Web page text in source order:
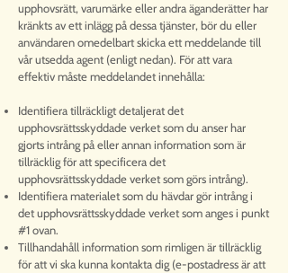
upphovsrätt, varumärke eller andra äganderätter har
kränkts av ett inlägg på dessa tjänster, bör du eller
användaren omedelbart skicka ett meddelande till
vår utsedda agent (enligt nedan). För att vara
effektiv måste meddelandet innehålla:
Identifiera tillräckligt detaljerat det
upphovsrättsskyddade verket som du anser har
gjorts intrång på eller annan information som är
tillräcklig för att specificera det
upphovsrättsskyddade verket som görs intrång).
Identifiera materialet som du hävdar gör intrång i
det upphovsrättsskyddade verket som anges i punkt
#1 ovan.
Tillhandahåll information som rimligen är tillräcklig
för att vi ska kunna kontakta dig (e-postadress är att